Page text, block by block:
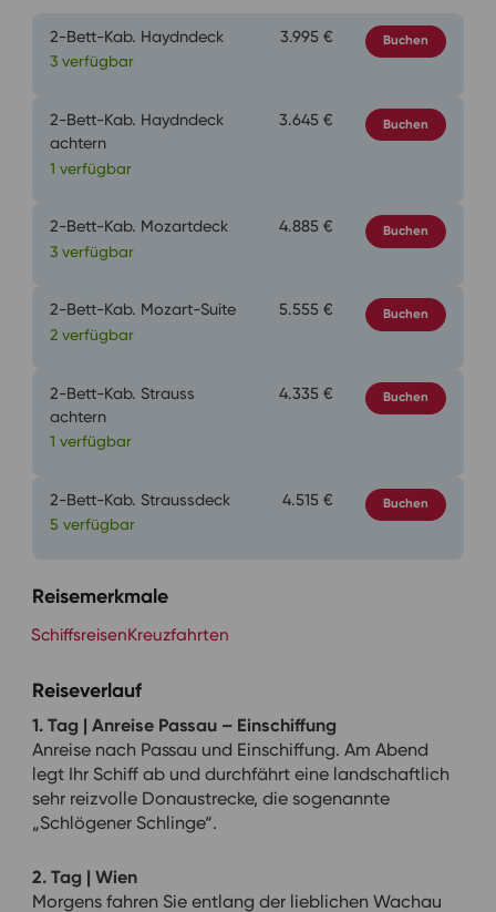
2-Bett-Kab. Haydndeck
3 verfügbar
3.995 € Buchen
2-Bett-Kab. Haydndeck
achtern
1 verfügbar
3.645 € Buchen
2-Bett-Kab. Mozartdeck
3 verfügbar
4.885 € Buchen
2-Bett-Kab. Mozart-Suite
2 verfügbar
5.555 € Buchen
2-Bett-Kab. Strauss
achtern
1 verfügbar
4.335 € Buchen
2-Bett-Kab. Straussdeck
5 verfügbar
4.515 € Buchen
Reisemerkmale
SchiffsreisenKreuzfahrten
Reiseverlauf
1. Tag | Anreise Passau – Einschiffung
Anreise nach Passau und Einschiffung. Am Abend
legt Ihr Schiff ab und durchfährt eine landschaftlich
sehr reizvolle Donaustrecke, die sogenannte
„Schlögener Schlinge“.
2. Tag | Wien
Morgens fahren Sie entlang der lieblichen Wachau